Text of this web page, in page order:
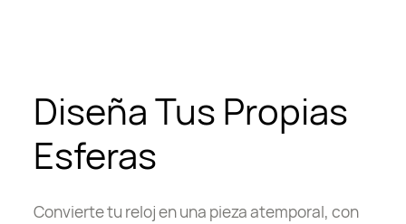
Diseña Tus Propias
Esferas
Convierte tu reloj en una pieza atemporal, con